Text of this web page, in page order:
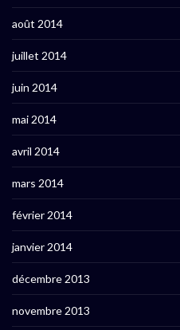
août 2014
juillet 2014
juin 2014
mai 2014
avril 2014
mars 2014
février 2014
janvier 2014
décembre 2013
novembre 2013